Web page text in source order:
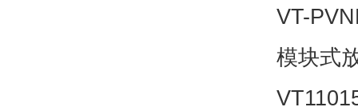
VT-
模块式